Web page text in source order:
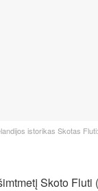
istorikas Skotas
Skoto